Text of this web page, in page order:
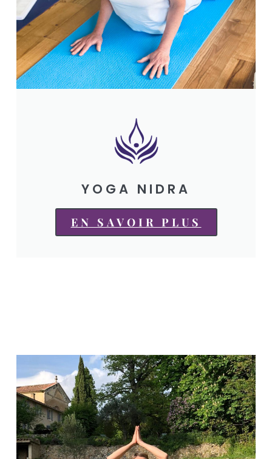
YOGA NIDRA
EN SAVOIR PLUS